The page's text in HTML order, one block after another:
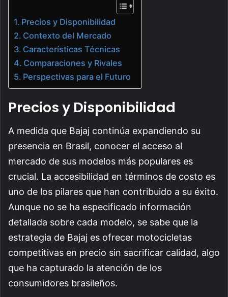
Precios y Disponibilidad
Contexto del Mercado
Características Técnicas
Comparaciones y Rivales
Perspectivas para el Futuro
Precios y Disponibilidad
A medida que Bajaj continúa expandiendo su
presencia en Brasil, conocer el acceso al
mercado de sus modelos más populares es
crucial. La accesibilidad en términos de costo es
uno de los pilares que han contribuido a su éxito.
Aunque no se ha especificado información
detallada sobre cada modelo, se sabe que la
estrategia de Bajaj es ofrecer motocicletas
competitivas en precio sin sacrificar calidad, algo
que ha capturado la atención de los
consumidores brasileños.